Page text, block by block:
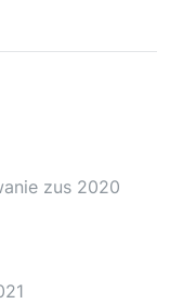
zus 2020